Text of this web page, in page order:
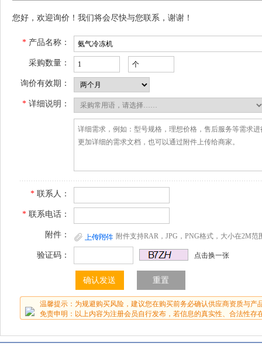
您好，欢迎询价！我们将会尽快与您联系，谢谢！
* 产品名称：
采购数量：
询价有效期：
* 详细说明：
* 联系人：
* 联系电话：
附件： 附件支持RAR，JPG，PNG格式，大小在2M范
验证码： 点击换一张
温馨提示：为规避购买风险，建议您在购买前务必确认供应商资质与产
免责申明：以上内容为注册会员自行发布，若信息的真实性、合法性存